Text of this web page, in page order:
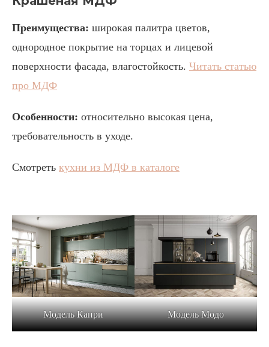
Преимущества: широкая палитра цветов,
однородное покрытие на торцах и лицевой
поверхности фасада, влагостойкость. Читать статью
про МДФ
Особенности: относительно высокая цена,
требовательность в уходе.
Смотреть кухни из МДФ в каталоге
Модель Капри Модель Модо